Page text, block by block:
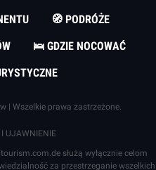
🧭 PODRÓŻE
🛌 GDZIE NOCOWAĆ
| Wszelkie prawa zastrzeżone.
I UJAWNIENIE
służą wyłącznie celom
za przestrzeganie wszelkich